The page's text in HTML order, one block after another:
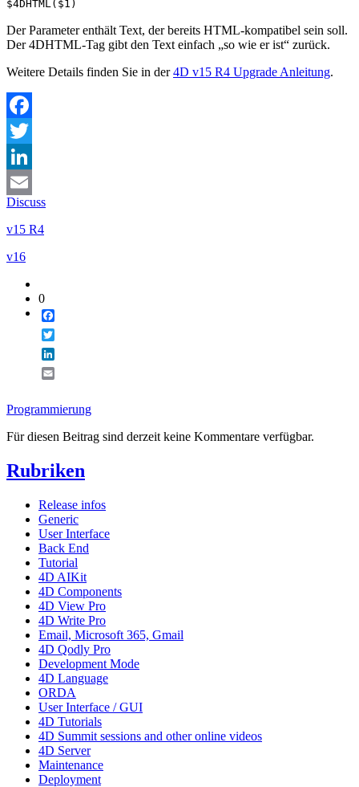
$4DHTML($1)
Der Parameter enthält Text, der bereits HTML-kompatibel sein soll.
Der 4DHTML-Tag gibt den Text einfach „so wie er ist“ zurück.
Weitere Details finden Sie in der4D v15 R4 Upgrade Anleitung.
Facebook
Twitter
LinkedIn
Email
Discuss
v15 R4
v16
0
Programmierung
Für diesen Beitrag sind derzeit keine Kommentare verfügbar.
Rubriken
Release infos
Generic
User Interface
Back End
Tutorial
4D AIKit
4D Components
4D View Pro
4D Write Pro
Email, Microsoft 365, Gmail
4D Qodly Pro
Development Mode
4D Language
ORDA
User Interface / GUI
4D Tutorials
4D Summit sessions and other online videos
4D Server
Maintenance
Deployment